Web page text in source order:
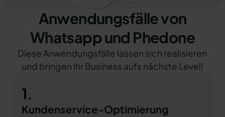
Anwendungsfälle von
Whatsapp und Phedone
Diese Anwendungsfälle lassen sich realisieren
und bringen Ihr Business aufs nächste Level!
1.
Kundenservice-Optimierung